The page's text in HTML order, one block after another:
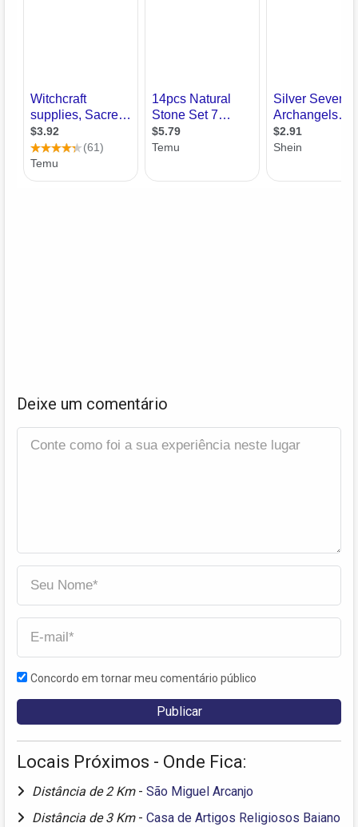
Deixe um comentário
Concordo em tornar meu comentário público
Locais Próximos - Onde Fica:
Distância de 2 Km - São Miguel Arcanjo
Distância de 3 Km - Casa de Artigos Religiosos Baiano